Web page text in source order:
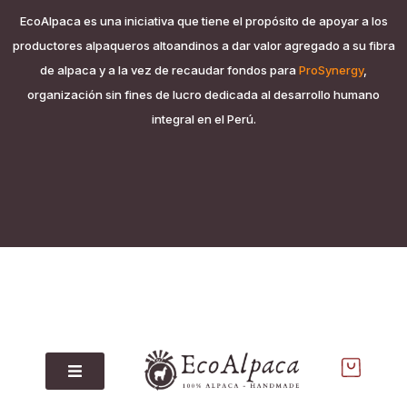
EcoAlpaca es una iniciativa que tiene el propósito de apoyar a los
productores alpaqueros altoandinos a dar valor agregado a su fibra
de alpaca y a la vez de recaudar fondos para ProSynergy,
organización sin fines de lucro dedicada al desarrollo humano
integral en el Perú.